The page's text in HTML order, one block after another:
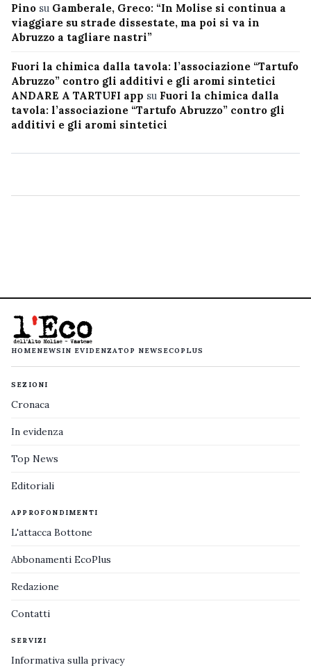
Pino su Gamberale, Greco: “In Molise si continua a
viaggiare su strade dissestate, ma poi si va in
Abruzzo a tagliare nastri”
Fuori la chimica dalla tavola: l’associazione “Tartufo
Abruzzo” contro gli additivi e gli aromi sintetici
ANDARE A TARTUFI app su Fuori la chimica dalla
tavola: l’associazione “Tartufo Abruzzo” contro gli
additivi e gli aromi sintetici
HOMENEWS IN EVIDENZATOP NEWS ECOPLUS
SEZIONI
Cronaca
In evidenza
Top News
Editoriali
APPROFONDIMENTI
L'attacca Bottone
Abbonamenti EcoPlus
Redazione
Contatti
SERVIZI
Informativa sulla privacy